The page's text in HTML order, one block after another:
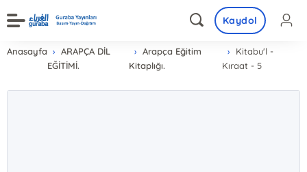
Kaydol
Anasayfa
ARAPÇA DİL
EĞİTİMİ.
Arapça Eğitim
Kitaplığı.
Kitabu'l -
Kıraat - 5